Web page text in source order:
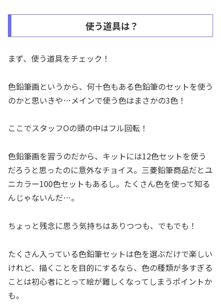
使う道具は？
まず、使う道具をチェック！
色鉛筆画というから、何十色もある色鉛筆のセットを使う
のかと思いきや…メインで使う色はまさかの3色！
ここでスタッフOの頭の中はフル回転！
色鉛筆画を習うのだから、キットには12色セットを使う
だろうと思ったのに意外なチョイス。三菱鉛筆商品だとユ
ニカラー100色セットもあるし。たくさん色を使って知る
んじゃないんだ…。
ちょっと残念に思う気持ちはありつつも、でもでも！
たくさん入っている色鉛筆セットは色を選ぶだけで楽しい
けれど、描くことを目的にするなら、色の種類が多すぎる
ことは初心者にとって絵が難しくなってしまうポイントか
も。